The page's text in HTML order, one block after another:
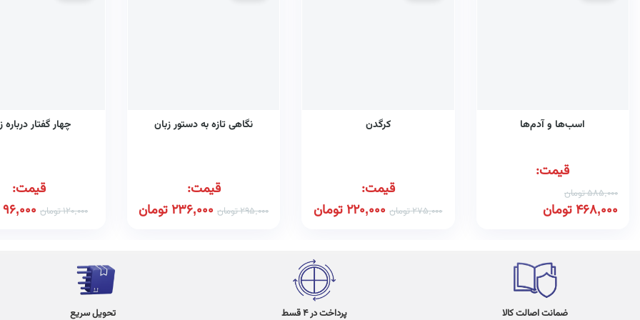
اسب‌ها و آدم‌ها
قیمت:
585,000تومان
468,000تومان
کرگدن
قیمت:
275,000تومان 220,000تومان
نگاهی تازه به دستور زبان
قیمت:
295,000تومان 236,000تومان
چهار گفتار درباره
قیمت:
120,000تومان 96,000
ضمانت اصالت کالا پرداخت در 4 قسط تحویل سریع